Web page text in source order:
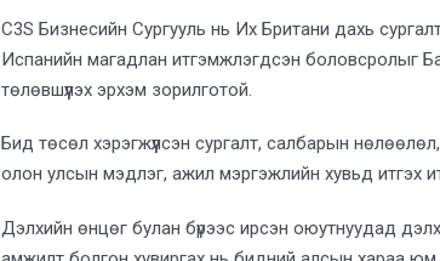
C3S Бизнесийн Сургууль нь Их Британи дахь
Испанийн магадлан итгэмжлэгдсэн боловсролыг
төлөвшүүлэх эрхэм зорилготой.
Бид төсөл хэрэгжүүлсэн сургалт, салбарын
олон улсын мэдлэг, ажил мэргэжлийн хувьд итгэх
Дэлхийн өнцөг булан бүрээс ирсэн оюутнуудад